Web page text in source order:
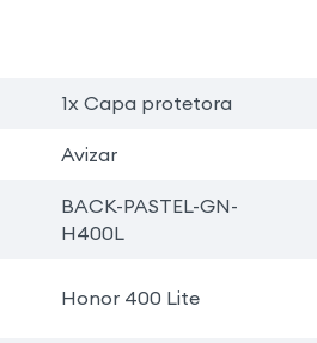
1x Capa protetora
Avizar
BACK-PASTEL-GN-
H400L
Honor 400 Lite